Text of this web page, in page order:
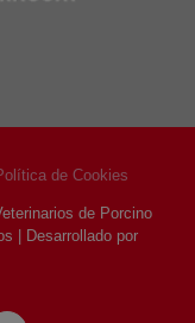
de Cookies
de Porcino
| Desarrollado por